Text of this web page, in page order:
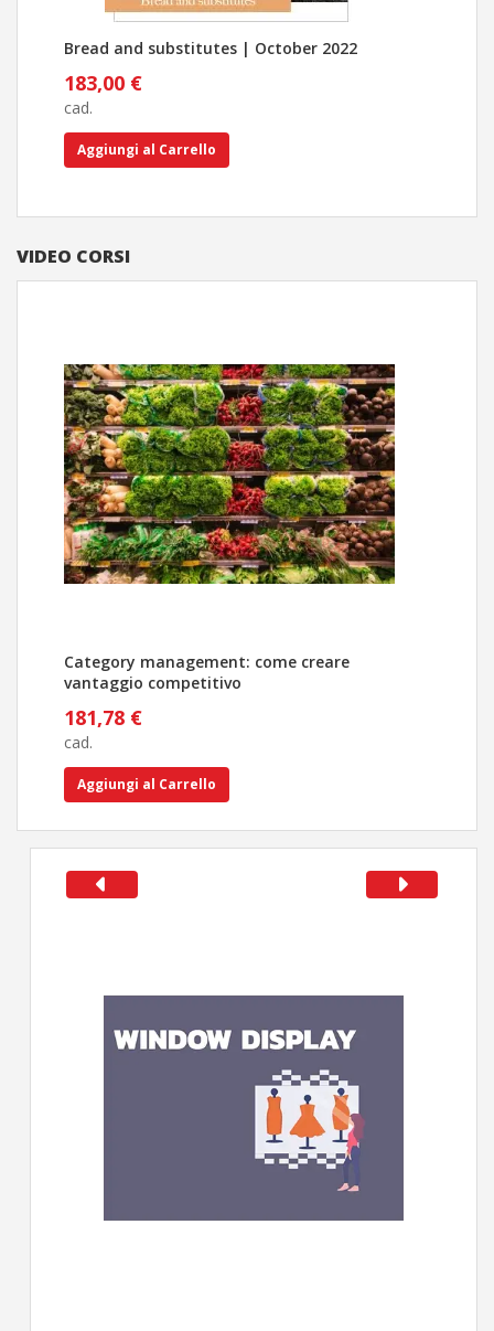
Bread and substitutes | October 2022
183,00 €
cad.
Aggiungi al Carrello
VIDEO CORSI
Category management: come creare
vantaggio competitivo
181,78 €
cad.
Aggiungi al Carrello